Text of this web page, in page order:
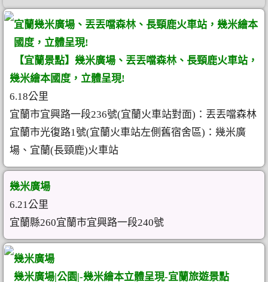
宜蘭幾米廣場、丟丟噹森林、長頸鹿火車站，幾米繪本
國度，立體呈現!
【宜蘭景點】幾米廣場、丟丟噹森林、長頸鹿火車站，
幾米繪本國度，立體呈現!
6.18公里
宜蘭市宜興路一段236號(宜蘭火車站對面)：丟丟噹森林
宜蘭市光復路1號(宜蘭火車站左側舊宿舍區)：幾米廣
場、宜蘭(長頸鹿)火車站
幾米廣場
6.21公里
宜蘭縣260宜蘭市宜興路一段240號
幾米廣場
幾米廣場|公園|-幾米繪本立體呈現-宜蘭旅遊景點